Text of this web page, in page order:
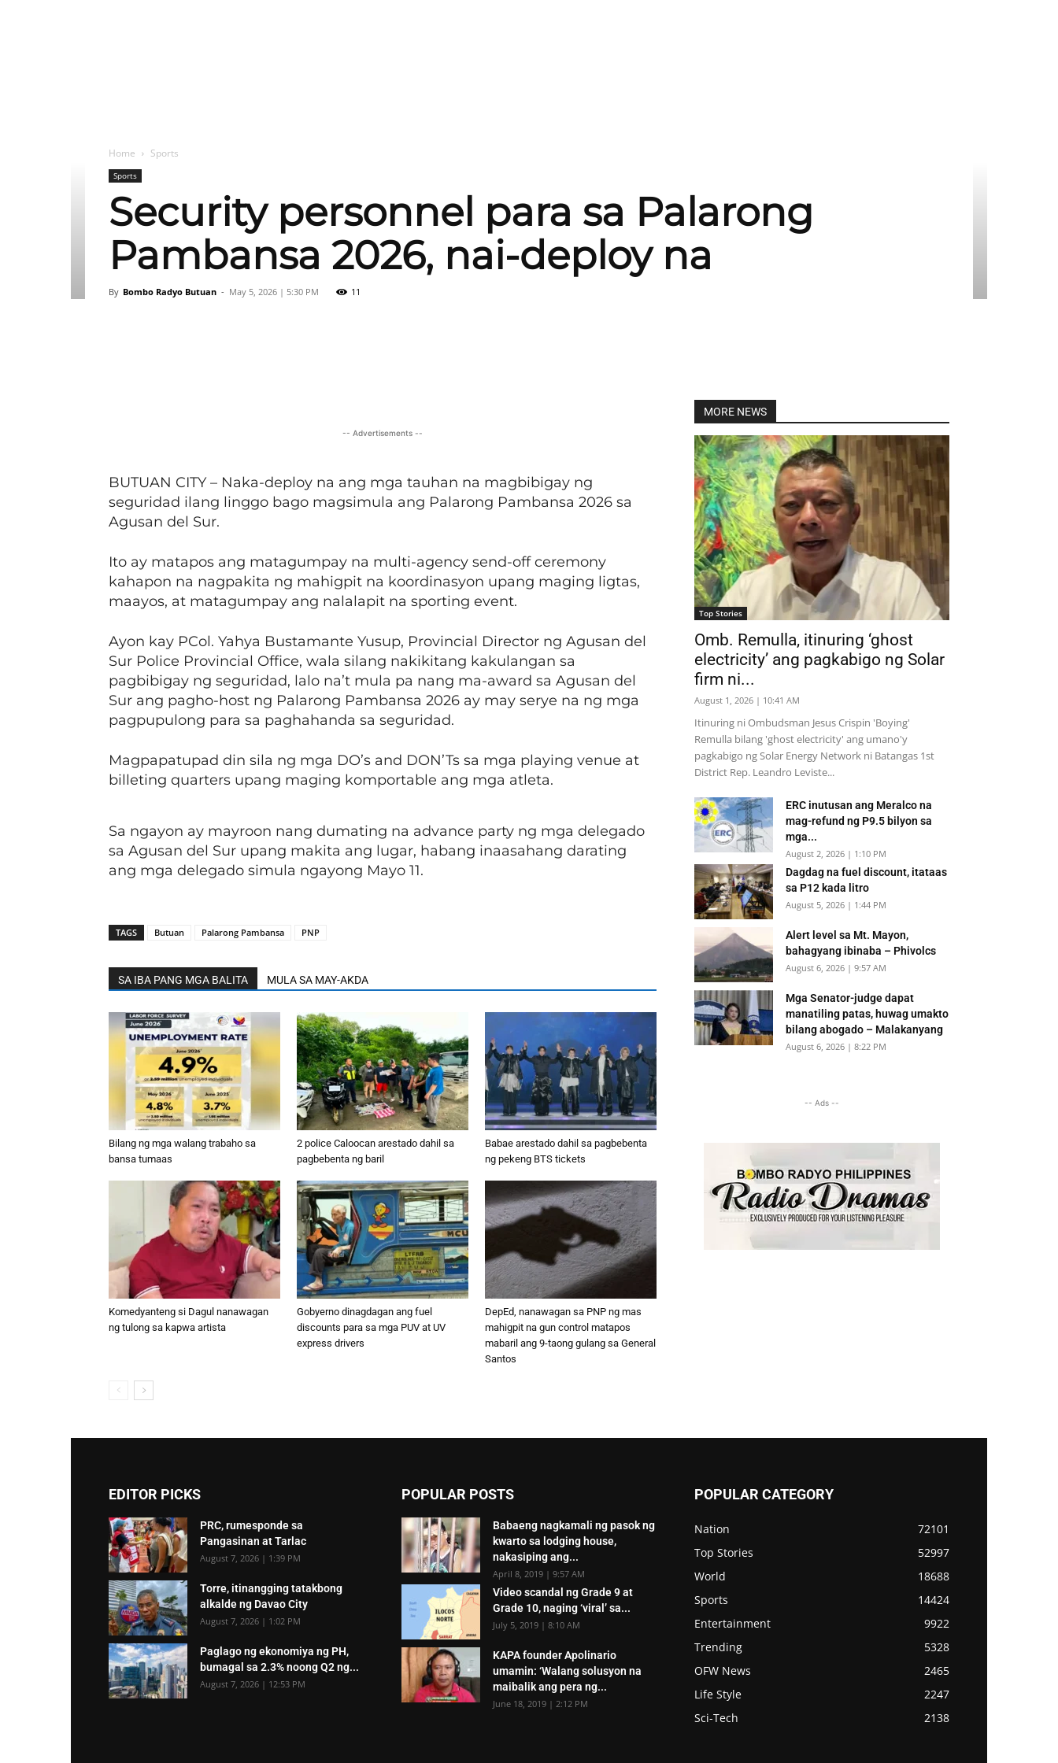
Home Sports
Sports
Security personnel para sa Palarong
Pambansa 2026, nai-deploy na
By Bombo Radyo Butuan - May 5, 2026 | 5:30 PM 11
-- Advertisements --
BUTUAN CITY – Naka-deploy na ang mga tauhan na magbibigay ng
seguridad ilang linggo bago magsimula ang Palarong Pambansa 2026 sa
Agusan del Sur.
Ito ay matapos ang matagumpay na multi-agency send-off ceremony
kahapon na nagpakita ng mahigpit na koordinasyon upang maging ligtas,
maayos, at matagumpay ang nalalapit na sporting event.
Ayon kay PCol. Yahya Bustamante Yusup, Provincial Director ng Agusan del
Sur Police Provincial Office, wala silang nakikitang kakulangan sa
pagbibigay ng seguridad, lalo na’t mula pa nang ma-award sa Agusan del
Sur ang pagho-host ng Palarong Pambansa 2026 ay may serye na ng mga
pagpupulong para sa paghahanda sa seguridad.
Magpapatupad din sila ng mga DO’s and DON’Ts sa mga playing venue at
billeting quarters upang maging komportable ang mga atleta.
Sa ngayon ay mayroon nang dumating na advance party ng mga delegado
sa Agusan del Sur upang makita ang lugar, habang inaasahang darating
ang mga delegado simula ngayong Mayo 11.
TAGS Butuan Palarong Pambansa PNP
SA IBA PANG MGA BALITA MULA SA MAY-AKDA
Bilang ng mga walang trabaho sa
bansa tumaas
2 police Caloocan arestado dahil sa
pagbebenta ng baril
Babae arestado dahil sa pagbebenta
ng pekeng BTS tickets
Komedyanteng si Dagul nanawagan
ng tulong sa kapwa artista
Gobyerno dinagdagan ang fuel
discounts para sa mga PUV at UV
express drivers
DepEd, nanawagan sa PNP ng mas
mahigpit na gun control matapos
mabaril ang 9-taong gulang sa General
Santos
MORE NEWS
Top Stories
Omb. Remulla, itinuring ‘ghost
electricity’ ang pagkabigo ng Solar
firm ni...
August 1, 2026 | 10:41 AM
Itinuring ni Ombudsman Jesus Crispin 'Boying'
Remulla bilang 'ghost electricity' ang umano'y
pagkabigo ng Solar Energy Network ni Batangas 1st
District Rep. Leandro Leviste...
ERC inutusan ang Meralco na
mag-refund ng P9.5 bilyon sa
mga...
August 2, 2026 | 1:10 PM
Dagdag na fuel discount, itataas
sa P12 kada litro
August 5, 2026 | 1:44 PM
Alert level sa Mt. Mayon,
bahagyang ibinaba – Phivolcs
August 6, 2026 | 9:57 AM
Mga Senator-judge dapat
manatiling patas, huwag umakto
bilang abogado – Malakanyang
August 6, 2026 | 8:22 PM
-- Ads --
EDITOR PICKS
PRC, rumesponde sa
Pangasinan at Tarlac
August 7, 2026 | 1:39 PM
Torre, itinangging tatakbong
alkalde ng Davao City
August 7, 2026 | 1:02 PM
Paglago ng ekonomiya ng PH,
bumagal sa 2.3% noong Q2 ng...
August 7, 2026 | 12:53 PM
POPULAR POSTS
Babaeng nagkamali ng pasok ng
kwarto sa lodging house,
nakasiping ang...
April 8, 2019 | 9:57 AM
Video scandal ng Grade 9 at
Grade 10, naging ‘viral’ sa...
July 5, 2019 | 8:10 AM
KAPA founder Apolinario
umamin: ‘Walang solusyon na
maibalik ang pera ng...
June 18, 2019 | 2:12 PM
POPULAR CATEGORY
Nation
72101
Top Stories
52997
World
18688
Sports
14424
Entertainment
9922
Trending
5328
OFW News
2465
Life Style
2247
Sci-Tech
2138